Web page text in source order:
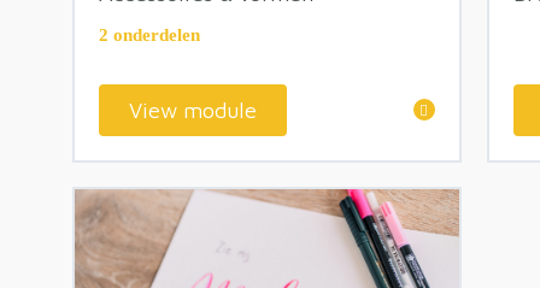
2 onderdelen
View module
module inhoud
(Washi) tape